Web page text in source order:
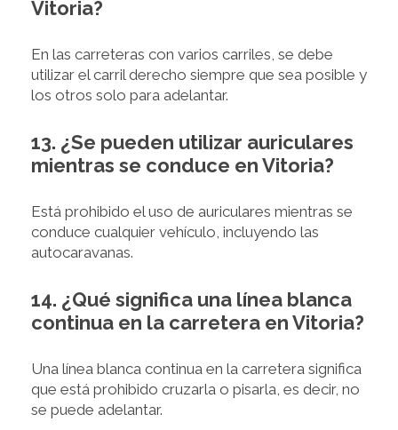
Vitoria?
En las carreteras con varios carriles, se debe
utilizar el carril derecho siempre que sea posible y
los otros solo para adelantar.
13. ¿Se pueden utilizar auriculares
mientras se conduce en Vitoria?
Está prohibido el uso de auriculares mientras se
conduce cualquier vehículo, incluyendo las
autocaravanas.
14. ¿Qué significa una línea blanca
continua en la carretera en Vitoria?
Una línea blanca continua en la carretera significa
que está prohibido cruzarla o pisarla, es decir, no
se puede adelantar.